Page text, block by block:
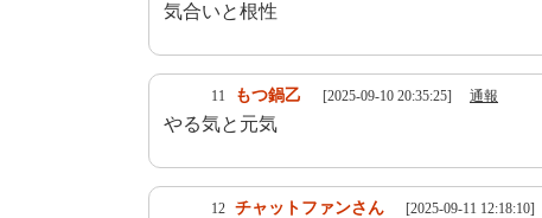
気合いと根性
11 もつ鍋乙 [2025-09-10 20:35:25] 通報
やる気と元気
12 チャットファンさん [2025-09-11 12:18:10]